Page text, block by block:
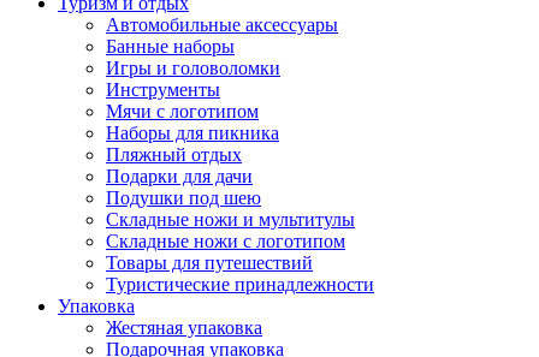
Автомобильные аксессуары
Банные наборы
Игры и головоломки
Инструменты
Мячи с логотипом
Наборы для пикника
Пляжный отдых
Подарки для дачи
Подушки под шею
Складные ножи и мультитулы
Складные ножи с логотипом
Товары для путешествий
Туристические принадлежности
Упаковка
Жестяная упаковка
Подарочная упаковка